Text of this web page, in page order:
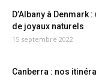
D’Albany à Denmark
de joyaux naturels
15 septembre 2022
Canberra : nos